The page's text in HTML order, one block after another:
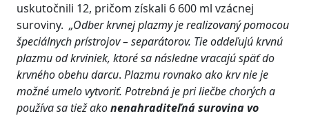
uskutočnili 12, pričom získali 6 600 ml vzácnej
suroviny. „Odber krvnej plazmy je realizovaný pomocou
špeciálnych prístrojov – separátorov. Tie oddeľujú krvnú
plazmu od krviniek, ktoré sa následne vracajú späť do
krvného obehu darcu. Plazmu rovnako ako krv nie je
možné umelo vytvoriť. Potrebná je pri liečbe chorých a
používa sa tiež akonenahraditeľná surovina vo